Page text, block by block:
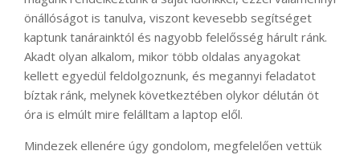
önállóságot is tanulva, viszont kevesebb segítséget
kaptunk tanárainktól és nagyobb felelősség hárult ránk.
Akadt olyan alkalom, mikor több oldalas anyagokat
kellett egyedül feldolgoznunk, és megannyi feladatot
bíztak ránk, melynek következtében olykor délután öt
óra is elmúlt mire felálltam a laptop elől.
Mindezek ellenére úgy gondolom, megfelelően vettük